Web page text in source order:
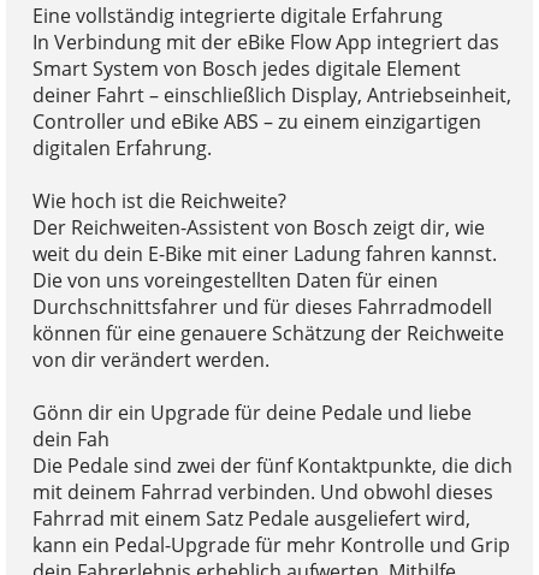
Eine vollständig integrierte digitale Erfahrung
In Verbindung mit der eBike Flow App integriert das
Smart System von Bosch jedes digitale Element
deiner Fahrt – einschließlich Display, Antriebseinheit,
Controller und eBike ABS – zu einem einzigartigen
digitalen Erfahrung.
Wie hoch ist die Reichweite?
Der Reichweiten-Assistent von Bosch zeigt dir, wie
weit du dein E-Bike mit einer Ladung fahren kannst.
Die von uns voreingestellten Daten für einen
Durchschnittsfahrer und für dieses Fahrradmodell
können für eine genauere Schätzung der Reichweite
von dir verändert werden.
Gönn dir ein Upgrade für deine Pedale und liebe
dein Fah
Die Pedale sind zwei der fünf Kontaktpunkte, die dich
mit deinem Fahrrad verbinden. Und obwohl dieses
Fahrrad mit einem Satz Pedale ausgeliefert wird,
kann ein Pedal-Upgrade für mehr Kontrolle und Grip